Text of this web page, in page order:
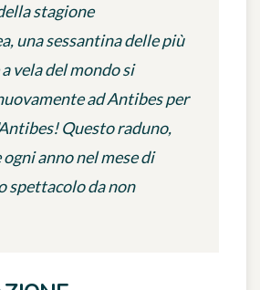
stagione
una sessantina delle più
vela del mondo si
ad Antibes per
Questo raduno,
ogni anno nel mese di
spettacolo da non